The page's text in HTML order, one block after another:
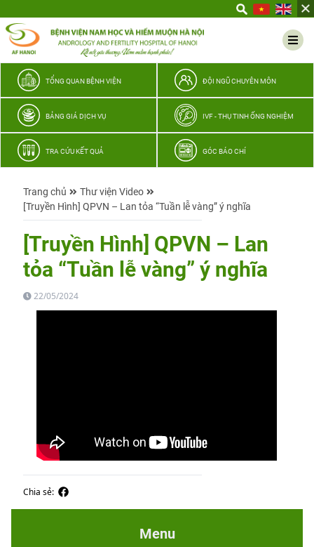
thương
TỔNG QUAN BỆNH VIỆN ĐỘI NGŨ CHUYÊN MÔN
BẢNG GIÁ DỊCH VỤ IVF - THỤ TINH ỐNG NGHIỆM
TRA CỨU KẾT QUẢ GÓC BÁO CHÍ
Trang chủ
Thư viện Video
[Truyền Hình] QPVN – Lan tỏa “Tuần lễ vàng” ý nghĩa
[Truyền Hình] QPVN – Lan
tỏa “Tuần lễ vàng” ý nghĩa
22/05/2024
Chia sẻ:
Menu